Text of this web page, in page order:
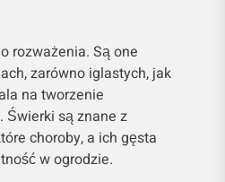
rozważenia. Są one
zarówno iglastych, jak
na tworzenie
Świerki są znane z
choroby, a ich gęsta
w ogrodzie.